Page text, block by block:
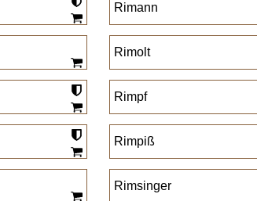
Rimann
Rimolt
Rimpf
Rimpiß
Rimsinger